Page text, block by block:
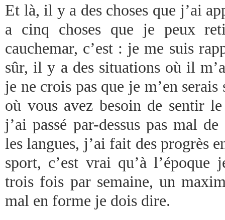
Et là, il y a des choses que j’ai
a cinq choses que je peux
cauchemar, c’est : je me suis
sûr, il y a des situations où il
je ne crois pas que je m’en
où vous avez besoin de sentir
j’ai passé par-dessus pas mal
les langues, j’ai fait des progrès
sport, c’est vrai qu’à l’époque
trois fois par semaine, un
mal en forme je dois dire.